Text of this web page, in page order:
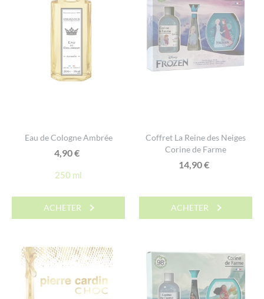
Eau de Cologne Ambrée
4,90€
250 ml
ACHETER
Coffret La Reine des Neiges
Corine de Farme
14,90€
ACHETER